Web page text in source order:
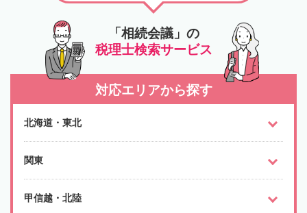
「相続会議」の
税理士検索サービス
対応エリアから探す
北海道・東北
関東
甲信越・北陸